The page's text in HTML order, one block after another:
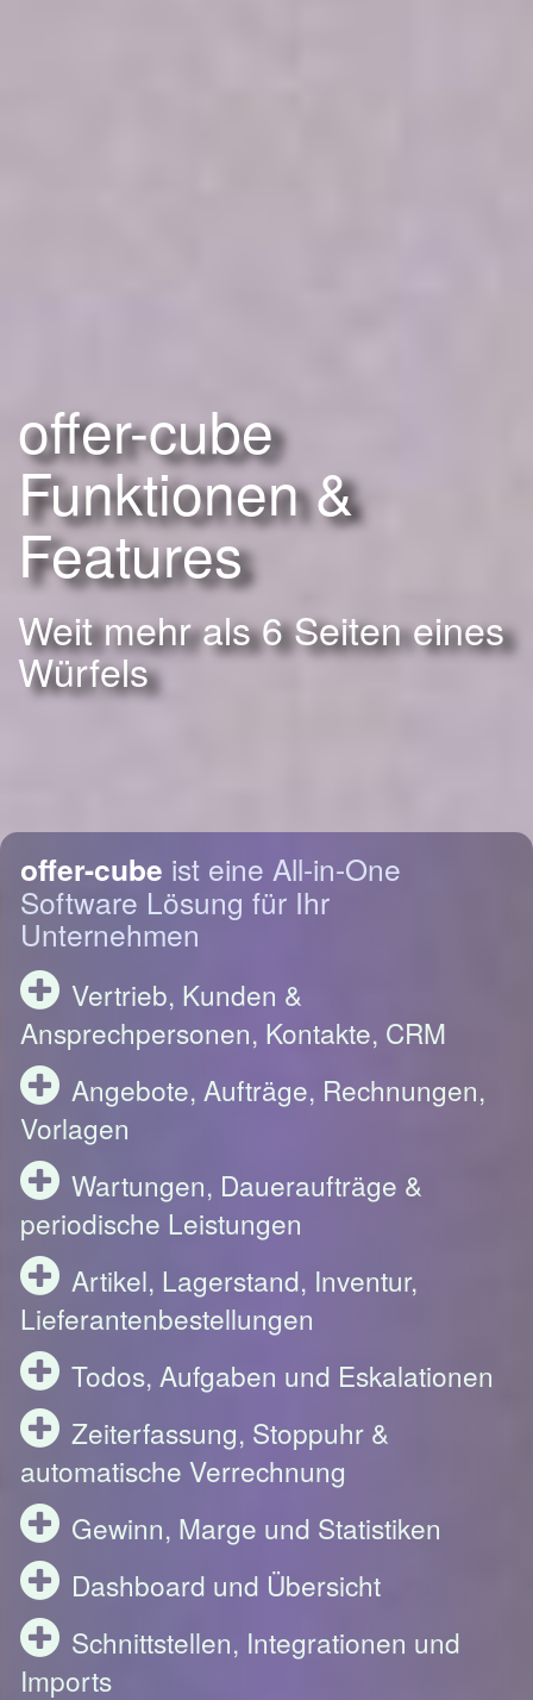
offer-cube
Funktionen &
Features
Weit mehr als 6 Seiten eines
Würfels
offer-cube ist eine All-in-One
Software Lösung für Ihr
Unternehmen
Vertrieb, Kunden &
Ansprechpersonen, Kontakte, CRM
Angebote, Aufträge, Rechnungen,
Vorlagen
Wartungen, Daueraufträge &
periodische Leistungen
Artikel, Lagerstand, Inventur,
Lieferantenbestellungen
Todos, Aufgaben und Eskalationen
Zeiterfassung, Stoppuhr &
automatische Verrechnung
Gewinn, Marge und Statistiken
Dashboard und Übersicht
Schnittstellen, Integrationen und
Imports